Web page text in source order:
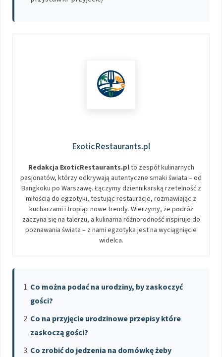
ExoticRestaurants.pl
Redakcja ExoticRestaurants.plto zespół kulinarnych
pasjonatów, którzy odkrywają autentyczne smaki świata – od
Bangkoku po Warszawę. Łączymy dziennikarską rzetelność z
miłością do egzotyki, testując restauracje, rozmawiając z
kucharzami i tropiąc nowe trendy. Wierzymy, że podróż
zaczyna się na talerzu, a kulinarna różnorodność inspiruje do
poznawania świata – z nami egzotyka jest na wyciągnięcie
widelca.
Co można podać na urodziny, by zaskoczyć
gości?
Co na przyjęcie urodzinowe przepisy które
zaskoczą gości?
Co zrobić do jedzenia na domówkę żeby